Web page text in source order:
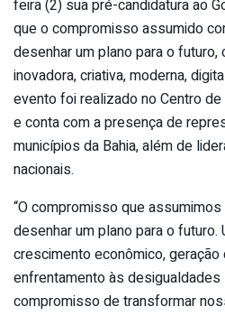
feira (2) sua pré-candidatura ao
que o compromisso assumido
desenhar um plano para o
inovadora, criativa, moderna,
evento foi realizado no Centro
e conta com a presença de
municípios da Bahia, além de
nacionais.
“O compromisso que
desenhar um plano para o
crescimento econômico,
enfrentamento às desigualdades
compromisso de transformar